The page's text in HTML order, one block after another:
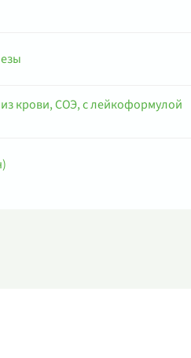
крови, СОЭ, с лейкоформулой